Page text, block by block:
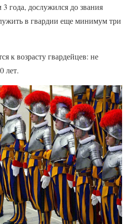
года, дослужился до звания
в гвардии еще минимум три
к возрасту гвардейцев: не
лет.